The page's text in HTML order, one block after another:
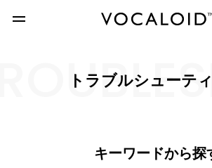
トラブルシューテ
キーワードから探